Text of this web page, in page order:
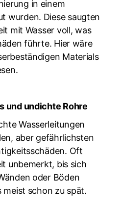
in einem
wurden. Diese saugten
mit Wasser voll, was
führte. Hier wäre
Materials
und undichte Rohre
Wasserleitungen
aber gefährlichsten
Oft
unbemerkt, bis sich
oder Böden
meist schon zu spät.